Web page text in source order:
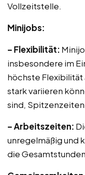
Vollzeitstelle.
Minijobs:
– Flexibilität:
insbesondere im
höchste
stark variieren
sind,
– Arbeitszeiten:
unregelmäßig und
die